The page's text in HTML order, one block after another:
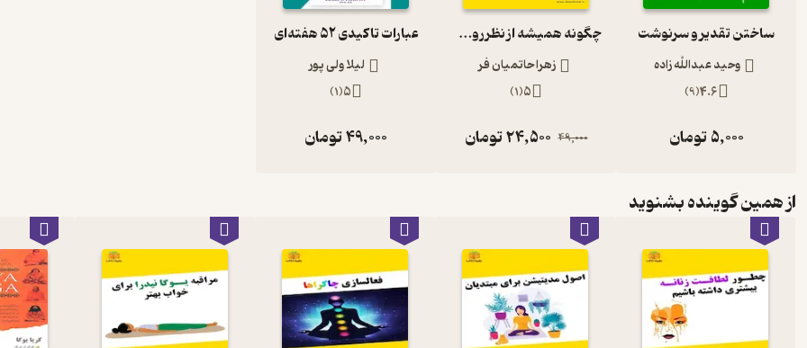
ساختن تقدیر و سرنوشت
وحید عبدالله زاده
4.6
(
9
)
5,000تومان
چگونه همیشه از نظر روحی جوان بمانیم؟
زهرا حاتمیان فر
5
(
1
)
49,000
24,500تومان
عبارات تاکیدی ۵۲ هفته‌ای
لیلا ولی پور
5
(
1
)
49,000تومان
از همین گوینده بشنوید